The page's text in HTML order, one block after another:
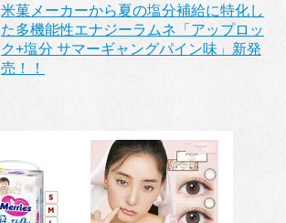
米菓メーカーから夏の塩分補給に特化し
た多機能性エナジーラムネ「アップロッ
ク+塩分 サマーギャングパイン味」新発
売！！